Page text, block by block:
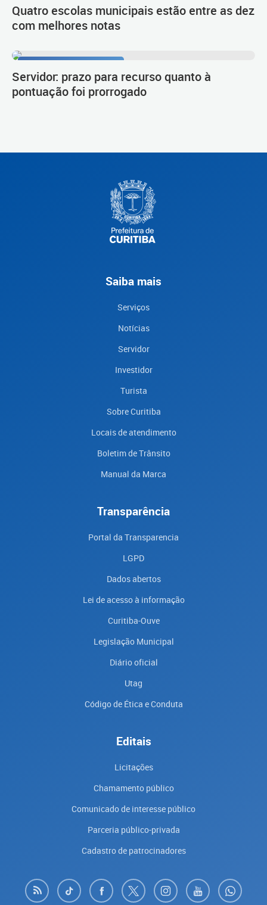
Quatro escolas municipais estão entre as dez
com melhores notas
Servidor: prazo para recurso quanto à
pontuação foi prorrogado
Saiba mais
Serviços
Notícias
Servidor
Investidor
Turista
Sobre Curitiba
Locais de atendimento
Boletim de Trânsito
Manual da Marca
Transparência
Portal da Transparencia
LGPD
Dados abertos
Lei de acesso à informação
Curitiba-Ouve
Legislação Municipal
Diário oficial
Utag
Código de Ética e Conduta
Editais
Licitações
Chamamento público
Comunicado de interesse público
Parceria público-privada
Cadastro de patrocinadores